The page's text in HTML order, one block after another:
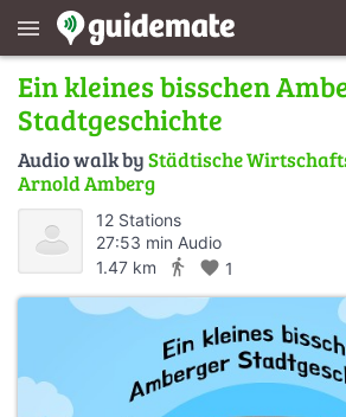
menu
Ein kleines bisschen
Stadtgeschichte
Audio walk byStädtische
Arnold Amberg
12 Stations
27:53 min Audio
1.47 km
directions_walk favorite 1